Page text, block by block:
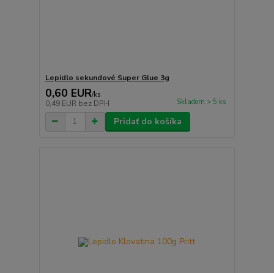
Lepidlo sekundové Super Glue 3g
0,60 EUR/ks
0,49 EUR bez DPH Skladom > 5 ks
Pridať do košíka